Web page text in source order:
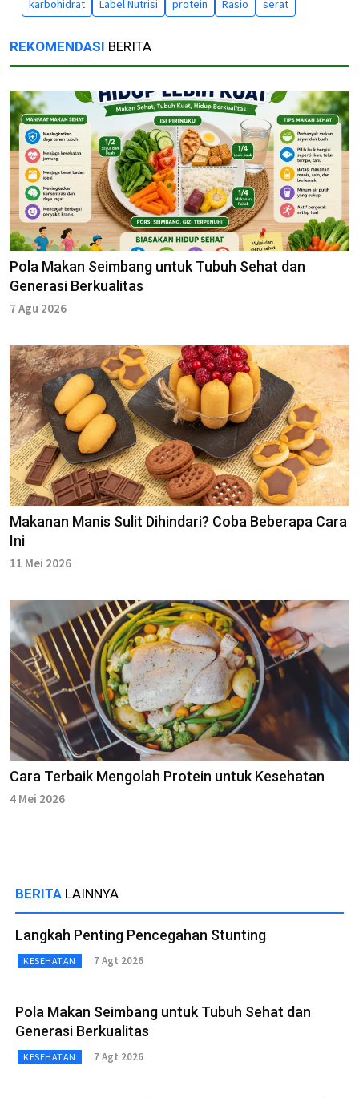
karbohidrat Label Nutrisi protein Rasio serat
REKOMENDASI BERITA
Pola Makan Seimbang untuk Tubuh Sehat dan
Generasi Berkualitas
7 Agu 2026
Makanan Manis Sulit Dihindari? Coba Beberapa Cara
Ini
11 Mei 2026
Cara Terbaik Mengolah Protein untuk Kesehatan
4 Mei 2026
BERITA LAINNYA
Langkah Penting Pencegahan Stunting
KESEHATAN 7 Agt 2026
Pola Makan Seimbang untuk Tubuh Sehat dan
Generasi Berkualitas
KESEHATAN 7 Agt 2026